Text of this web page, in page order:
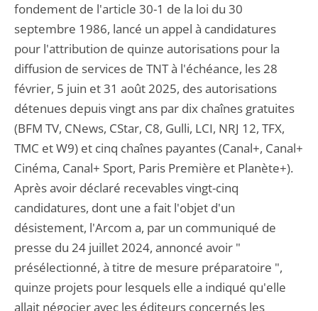
fondement de l'article 30-1 de la loi du 30
septembre 1986, lancé un appel à candidatures
pour l'attribution de quinze autorisations pour la
diffusion de services de TNT à l'échéance, les 28
février, 5 juin et 31 août 2025, des autorisations
détenues depuis vingt ans par dix chaînes gratuites
(BFM TV, CNews, CStar, C8, Gulli, LCI, NRJ 12, TFX,
TMC et W9) et cinq chaînes payantes (Canal+, Canal+
Cinéma, Canal+ Sport, Paris Première et Planète+).
Après avoir déclaré recevables vingt-cinq
candidatures, dont une a fait l'objet d'un
désistement, l'Arcom a, par un communiqué de
presse du 24 juillet 2024, annoncé avoir "
présélectionné, à titre de mesure préparatoire ",
quinze projets pour lesquels elle a indiqué qu'elle
allait négocier avec les éditeurs concernés les